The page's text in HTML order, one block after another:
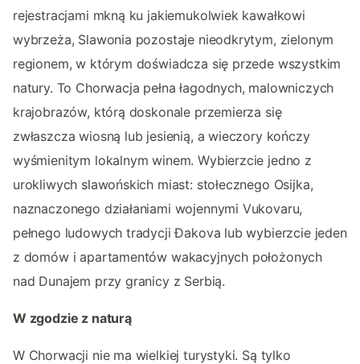
rejestracjami mkną ku jakiemukolwiek kawałkowi
wybrzeża, Slawonia pozostaje nieodkrytym, zielonym
regionem, w którym doświadcza się przede wszystkim
natury. To Chorwacja pełna łagodnych, malowniczych
krajobrazów, którą doskonale przemierza się
zwłaszcza wiosną lub jesienią, a wieczory kończy
wyśmienitym lokalnym winem. Wybierzcie jedno z
urokliwych slawońskich miast: stołecznego Osijka,
naznaczonego działaniami wojennymi Vukovaru,
pełnego ludowych tradycji Đakova lub wybierzcie jeden
z domów i apartamentów wakacyjnych położonych
nad Dunajem przy granicy z Serbią.
W zgodzie z naturą
W Chorwacji nie ma wielkiej turystyki. Są tylko